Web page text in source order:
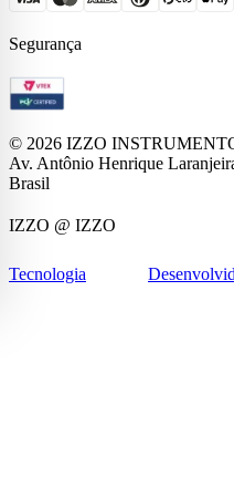
Segurança
© 2026 IZZO
Av. Antônio Henrique
Brasil
IZZO @ IZZO
Tecnologia